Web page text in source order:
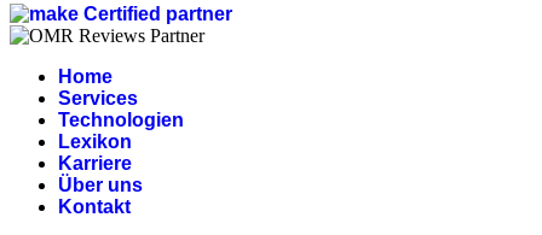
Home
Services
Technologien
Lexikon
Karriere
Über uns
Kontakt